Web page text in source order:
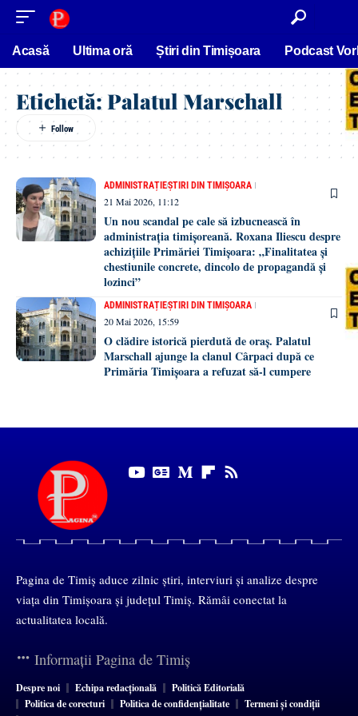
conținut
Acasă Ultima oră Știri din Timișoara Podcast
Etichetă:Palatul Marschall
ADMINISTRAȚIEȘTIRI DIN TIMIȘOARA
21 Mai 2026, 11:12
Un nou scandal pe cale să izbucnească în
administrația timișoreană. Roxana Iliescu despre
achizițiile Primăriei Timișoara: „Finalitatea și
chestiunile concrete, dincolo de propagandă și
lozinci”
ADMINISTRAȚIEȘTIRI DIN TIMIȘOARA
20 Mai 2026, 15:59
O clădire istorică pierdută de oraș. Palatul
Marschall ajunge la clanul Cârpaci după ce
Primăria Timișoara a refuzat să-l cumpere
Pagina de Timiș aduce zilnic știri, interviuri și analize despre
viața din Timișoara și județul Timiș. Rămâi conectat la
actualitatea locală.
Informații Pagina de Timiș
Despre noi Echipa redacțională
Politică Editorială
Politica de corecturi
Politica de confidențialitate
Termeni și condiții